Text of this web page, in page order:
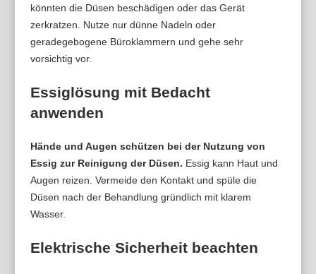
könnten die Düsen beschädigen oder das Gerät
zerkratzen. Nutze nur dünne Nadeln oder
geradegebogene Büroklammern und gehe sehr
vorsichtig vor.
Essiglösung mit Bedacht
anwenden
Hände und Augen schützen bei der Nutzung von
Essig zur Reinigung der Düsen. Essig kann Haut und
Augen reizen. Vermeide den Kontakt und spüle die
Düsen nach der Behandlung gründlich mit klarem
Wasser.
Elektrische Sicherheit beachten